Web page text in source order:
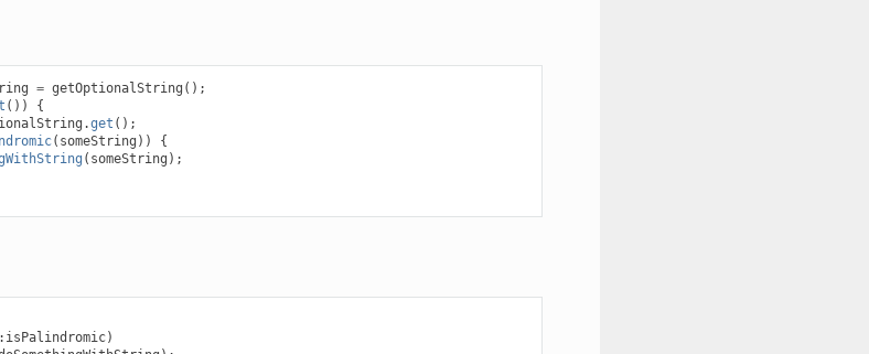
= getOptionalString ();
())
{
.get ();
( someString ))
{
( someString );
isPalindromic)